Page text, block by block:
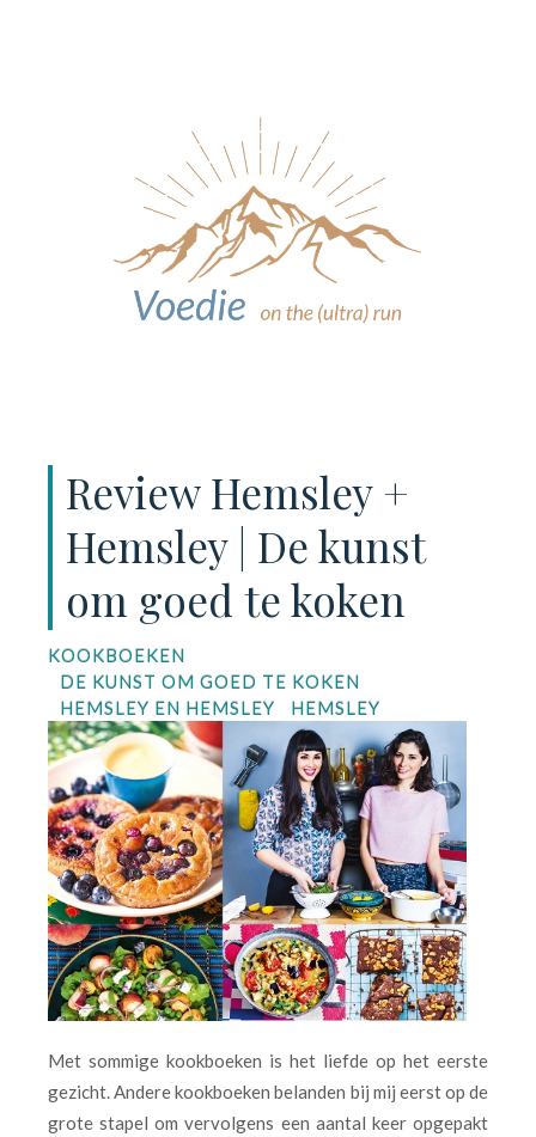
Review Hemsley +
Hemsley | De kunst
om goed te koken
KOOKBOEKEN
DE KUNST OM GOED TE KOKEN
HEMSLEY EN HEMSLEY
HEMSLEY
Met sommige kookboeken is het liefde op het eerste
gezicht. Andere kookboeken belanden bij mij eerst op de
grote stapel om vervolgens een aantal keer opgepakt